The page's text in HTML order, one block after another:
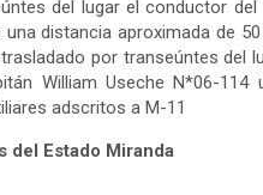
del lugar el conductor
distancia aproximada de
por transeúntes del
William Useche N*06-
adscritos a M-11
del Estado Miranda